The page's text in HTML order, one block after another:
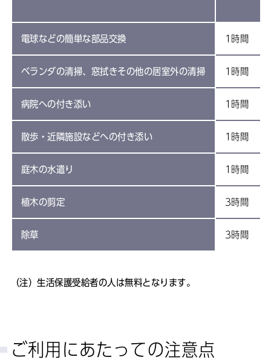
電球などの簡単な部品交換 1時間
ベランダの清掃、窓拭きその他の居室外の清掃 1時間
病院への付き添い 1時間
散歩・近隣施設などへの付き添い 1時間
庭木の水遣り 1時間
植木の剪定 3時間
除草 3時間
（注）生活保護受給者の人は無料となります。
ご利用にあたっての注意点